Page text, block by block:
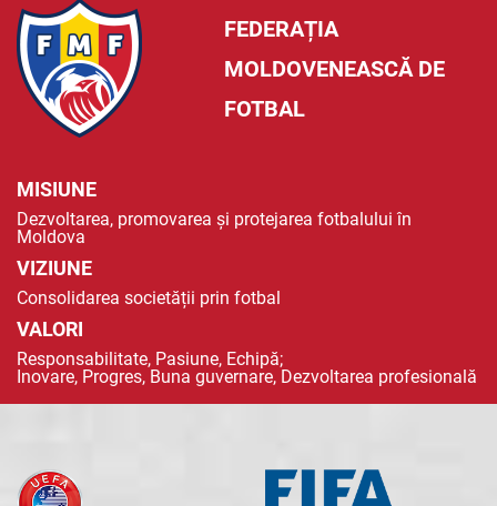
FEDERAȚIA
MOLDOVENEASCĂ DE
FOTBAL
MISIUNE
Dezvoltarea, promovarea și protejarea fotbalului în
Moldova
VIZIUNE
Consolidarea societății prin fotbal
VALORI
Responsabilitate, Pasiune, Echipă;
Inovare, Progres, Buna guvernare, Dezvoltarea profesională